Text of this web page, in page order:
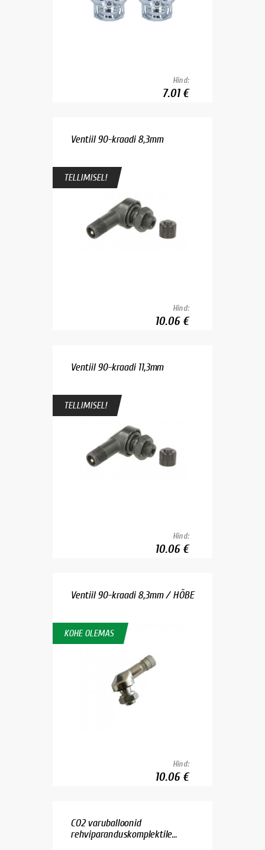
Hind:
7.01 €
Ventiil 90-kraadi 8,3mm
TELLIMISEL!
Hind:
10.06 €
Ventiil 90-kraadi 11,3mm
TELLIMISEL!
Hind:
10.06 €
Ventiil 90-kraadi 8,3mm / HÕBE
KOHE OLEMAS
Hind:
10.06 €
CO2 varuballoonid
rehviparanduskomplektile...